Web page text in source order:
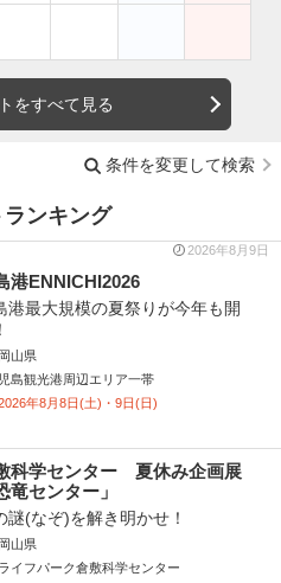
をすべて見る
条件を変更して検索
ンキング
2026年8月9日
港ENNICHI2026
港最大規模の夏祭りが今年も開
岡山県
児島観光港周辺エリア一帯
年8月8日(土)・9日(日)
科学センター 夏休み企画展
竜センター」
謎(なぞ)を解き明かせ！
岡山県
ライフパーク倉敷科学センター